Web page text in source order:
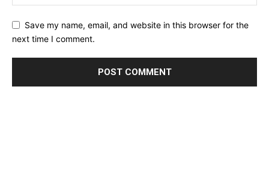
Save my name, email, and website in this browser for the
next time I comment.